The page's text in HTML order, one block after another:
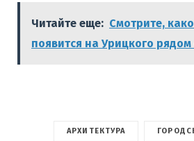
Читайте еще: Смотрите,
появится на Урицкого рядом
АРХИТЕКТУРА